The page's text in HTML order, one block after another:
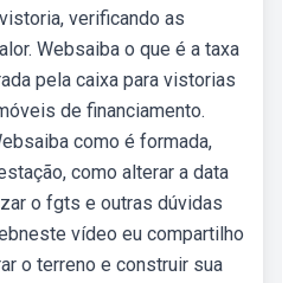
verificando as
Websaiba o que é a taxa
pela caixa para vistorias
de financiamento.
como é formada,
como alterar a data
o fgts e outras dúvidas
vídeo eu compartilho
o terreno e construir sua